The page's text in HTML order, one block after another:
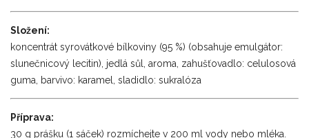
Složení:
koncentrát syrovátkové bílkoviny (95 %) (obsahuje emulgátor:
slunečnicový lecitin), jedlá sůl, aroma, zahušťovadlo: celulosová
guma, barvivo: karamel, sladidlo: sukralóza
Příprava:
30 g prášku (1 sáček) rozmíchejte v 200 ml vody nebo mléka.